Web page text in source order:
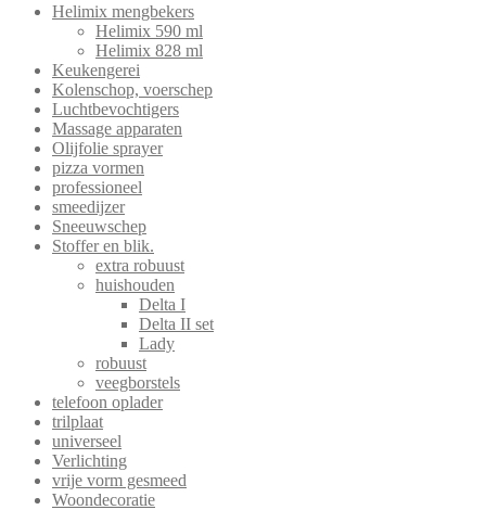
Helimix mengbekers
Helimix 590 ml
Helimix 828 ml
Keukengerei
Kolenschop, voerschep
Luchtbevochtigers
Massage apparaten
Olijfolie sprayer
pizza vormen
professioneel
smeedijzer
Sneeuwschep
Stoffer en blik.
extra robuust
huishouden
Delta I
Delta II set
Lady
robuust
veegborstels
telefoon oplader
trilplaat
universeel
Verlichting
vrije vorm gesmeed
Woondecoratie